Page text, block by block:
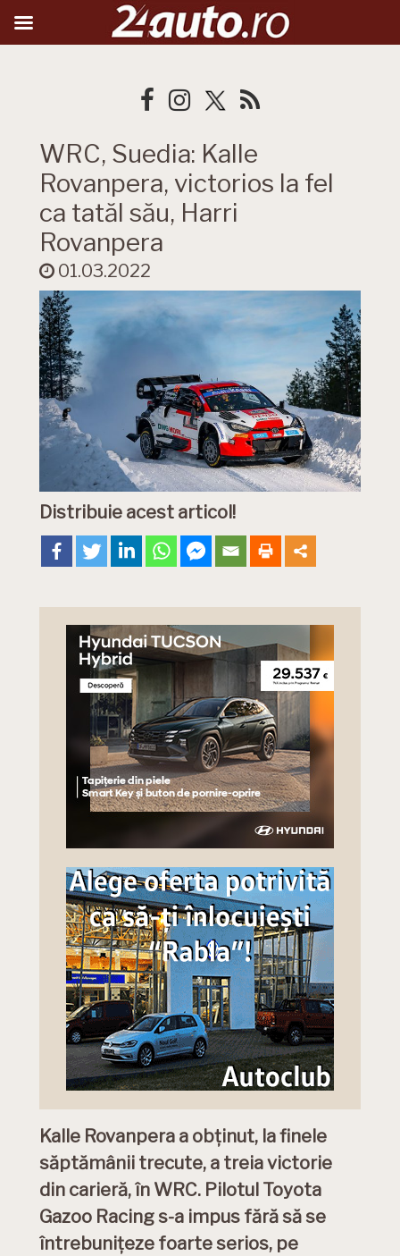
WRC, Suedia: Kalle
Rovanpera, victorios la fel
ca tatăl său, Harri
Rovanpera
01.03.2022
Distribuie acest articol!
Kalle Rovanpera a obținut, la finele
săptămânii trecute, a treia victorie
din carieră, în WRC. Pilotul Toyota
Gazoo Racing s-a impus fără să se
întrebunițeze foarte serios, pe